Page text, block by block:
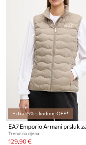
Extra -5% s kodom: OFF*
EA7 Emporio Armani prsluk
Trenutna cijena:
129,90 €